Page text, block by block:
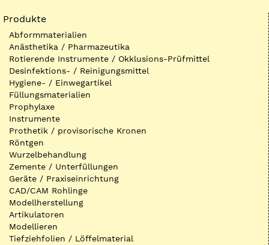
Produkte
Abformmaterialien
Anästhetika / Pharmazeutika
Rotierende Instrumente / Okklusions-Prüfmittel
Desinfektions- / Reinigungsmittel
Hygiene- / Einwegartikel
Füllungsmaterialien
Prophylaxe
Instrumente
Prothetik / provisorische Kronen
Röntgen
Wurzelbehandlung
Zemente / Unterfüllungen
Geräte / Praxiseinrichtung
CAD/CAM Rohlinge
Modellherstellung
Artikulatoren
Modellieren
Tiefziehfolien / Löffelmaterial